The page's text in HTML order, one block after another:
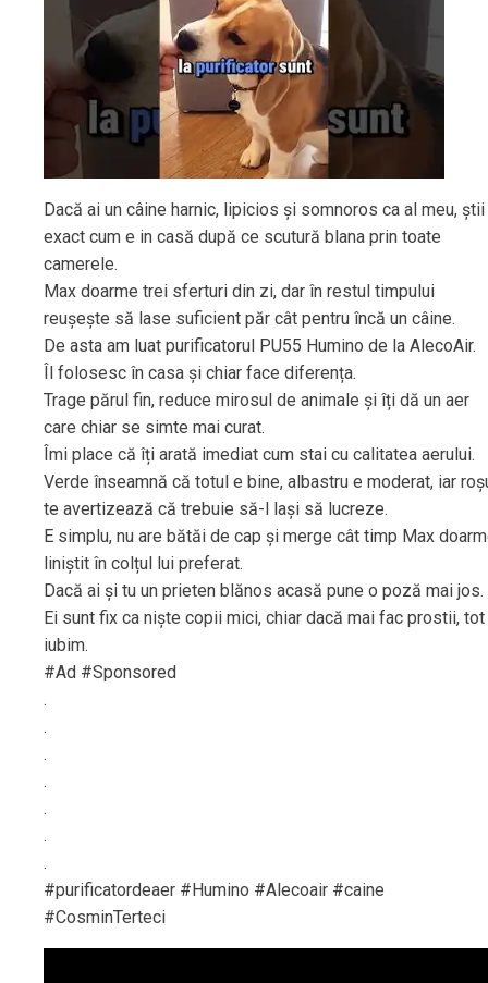
Dacă ai un câine harnic, lipicios și somnoros ca al meu, știi
exact cum e in casă după ce scutură blana prin toate
camerele.
Max doarme trei sferturi din zi, dar în restul timpului
reușește să lase suficient păr cât pentru încă un câine.
De asta am luat purificatorul PU55 Humino de la AlecoAir.
Îl folosesc în casa și chiar face diferența.
Trage părul fin, reduce mirosul de animale și îți dă un aer
care chiar se simte mai curat.
Îmi place că îți arată imediat cum stai cu calitatea aerului.
Verde înseamnă că totul e bine, albastru e moderat, iar
te avertizează că trebuie să-l lași să lucreze.
E simplu, nu are bătăi de cap și merge cât timp Max
liniștit în colțul lui preferat.
Dacă ai și tu un prieten blănos acasă pune o poză mai jos.
Ei sunt fix ca niște copii mici, chiar dacă mai fac prostii,
iubim.
#Ad #Sponsored
.
.
.
.
.
.
.
#purificatordeaer #Humino #Alecoair #caine
#CosminTerteci